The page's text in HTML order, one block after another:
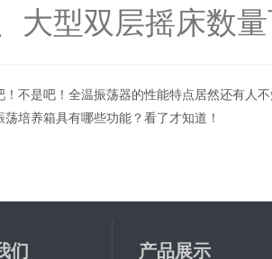
型双层摇床数量
！不是吧！全温振荡器的性能特点居然还有人
荡培养箱具有哪些功能？看了才知道！
们 产品展示